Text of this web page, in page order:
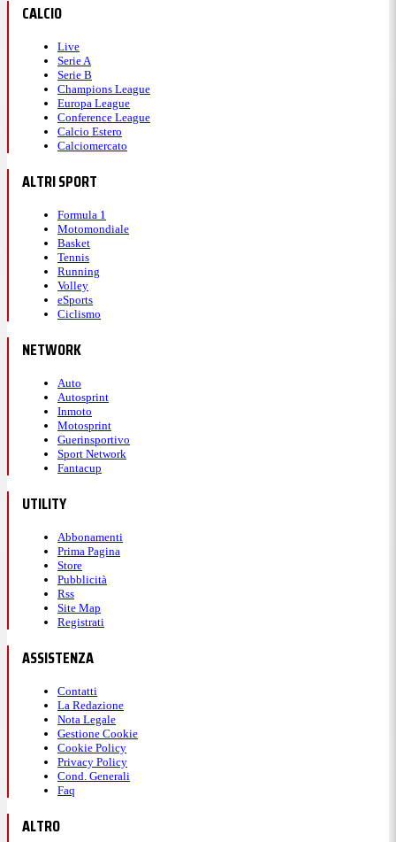
CALCIO
Live
Serie A
Serie B
Champions League
Europa League
Conference League
Calcio Estero
Calciomercato
ALTRI SPORT
Formula 1
Motomondiale
Basket
Tennis
Running
Volley
eSports
Ciclismo
NETWORK
Auto
Autosprint
Inmoto
Motosprint
Guerinsportivo
Sport Network
Fantacup
UTILITY
Abbonamenti
Prima Pagina
Store
Pubblicità
Rss
Site Map
Registrati
ASSISTENZA
Contatti
La Redazione
Nota Legale
Gestione Cookie
Cookie Policy
Privacy Policy
Cond. Generali
Faq
ALTRO